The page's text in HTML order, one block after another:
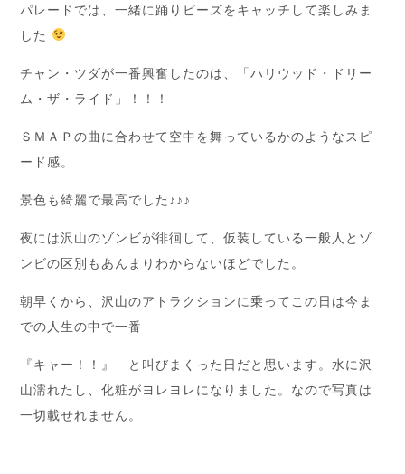
パレードでは、一緒に踊りビーズをキャッチして楽しみま
した
チャン・ツダが一番興奮したのは、「ハリウッド・ドリー
ム・ザ・ライド」！！！
ＳＭＡＰの曲に合わせて空中を舞っているかのようなスピ
ード感。
景色も綺麗で最高でした♪♪♪
夜には沢山のゾンビが徘徊して、仮装している一般人とゾ
ンビの区別もあんまりわからないほどでした。
朝早くから、沢山のアトラクションに乗ってこの日は今ま
での人生の中で一番
『キャー！！』 と叫びまくった日だと思います。水に沢
山濡れたし、化粧がヨレヨレになりました。なので写真は
一切載せれません。